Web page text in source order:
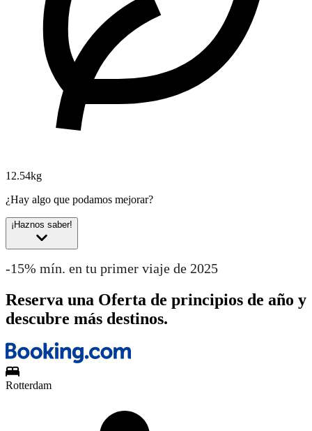
12.54kg
¿Hay algo que podamos mejorar?
¡Haznos saber!
-15% mín. en tu primer viaje de 2025
Reserva una Oferta de principios de año y
descubre más destinos.
Rotterdam